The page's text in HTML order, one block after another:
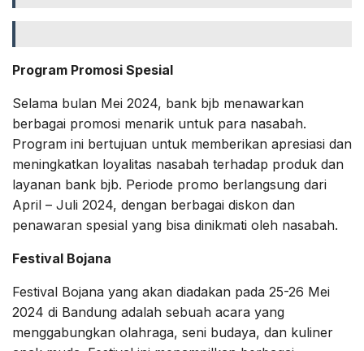
Program Promosi Spesial
Selama bulan Mei 2024, bank bjb menawarkan
berbagai promosi menarik untuk para nasabah.
Program ini bertujuan untuk memberikan apresiasi dan
meningkatkan loyalitas nasabah terhadap produk dan
layanan bank bjb. Periode promo berlangsung dari
April – Juli 2024, dengan berbagai diskon dan
penawaran spesial yang bisa dinikmati oleh nasabah.
Festival Bojana
Festival Bojana yang akan diadakan pada 25-26 Mei
2024 di Bandung adalah sebuah acara yang
menggabungkan olahraga, seni budaya, dan kuliner